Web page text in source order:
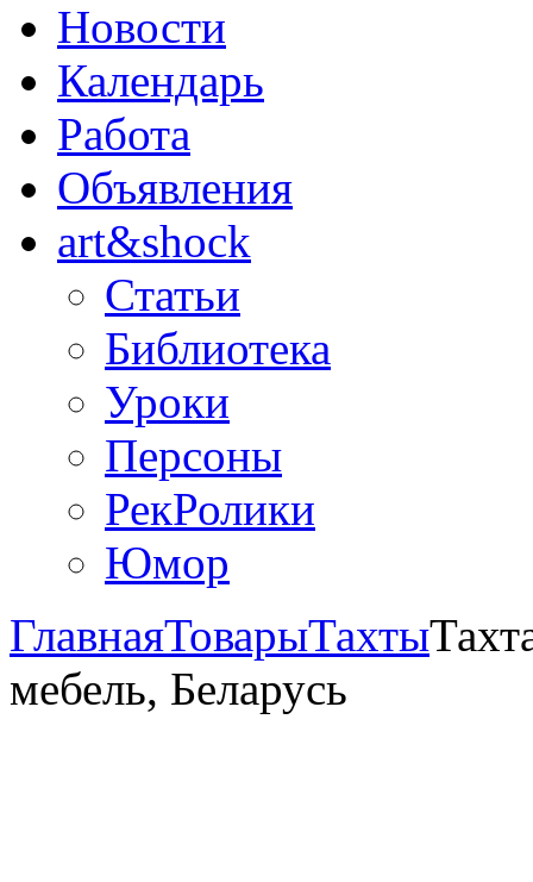
Новости
Календарь
Работа
Объявления
art&shock
Статьи
Библиотека
Уроки
Персоны
РекРолики
Юмор
ГлавнаяТоварыТахты
мебель, Беларусь